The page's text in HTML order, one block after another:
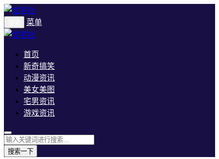
菜单
首页
新奇搞笑
动漫资讯
美女美图
宅男资讯
游戏资讯
搜索一下